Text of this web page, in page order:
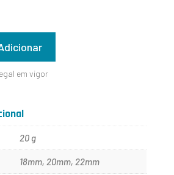
em vigor
20 g
18mm, 20mm, 22mm